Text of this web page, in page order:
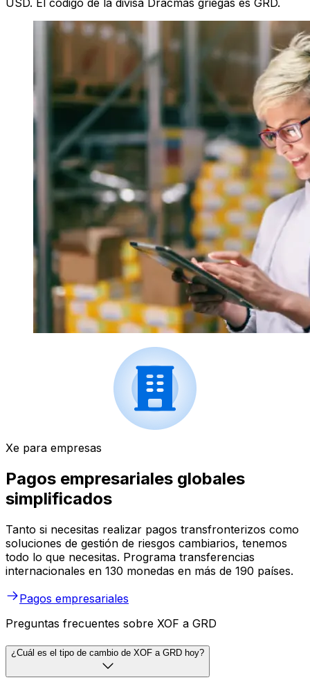
USD. El código de la divisa Dracmas griegas es GRD.
Xe para empresas
Pagos empresariales globales
simplificados
Tanto si necesitas realizar pagos transfronterizos como
soluciones de gestión de riesgos cambiarios, tenemos
todo lo que necesitas. Programa transferencias
internacionales en 130 monedas en más de 190 países.
Pagos empresariales
Preguntas frecuentes sobre XOF a GRD
¿Cuál es el tipo de cambio de XOF a GRD hoy?